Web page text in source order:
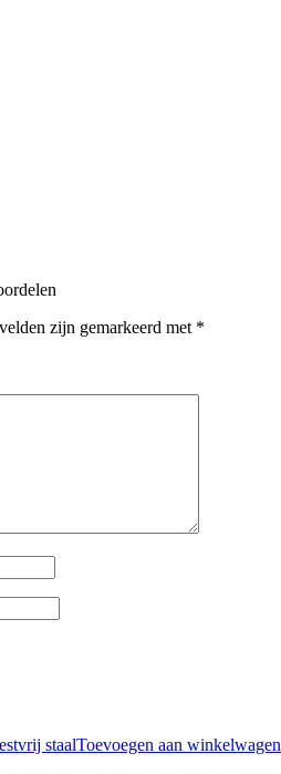
zijn gemarkeerd met *
Toevoegen aan winkelwagen